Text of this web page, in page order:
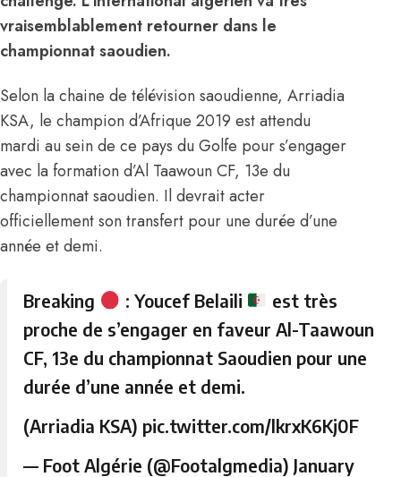
vraisemblablement retourner dans le
championnat saoudien.
Selon la chaine de télévision saoudienne, Arriadia
KSA, le champion d’Afrique 2019 est attendu
mardi au sein de ce pays du Golfe pour s’engager
avec la formation d’Al Taawoun CF, 13e du
championnat saoudien. Il devrait acter
officiellement son transfert pour une durée d’une
année et demi.
Breaking : Youcef Belaili
est très
proche de s’engager en faveur Al-Taawoun
CF, 13e du championnat Saoudien pour une
durée d’une année et demi.
(Arriadia KSA) pic.twitter.com/lkrxK6Kj0F
— Foot Algérie (@Footalgmedia) January